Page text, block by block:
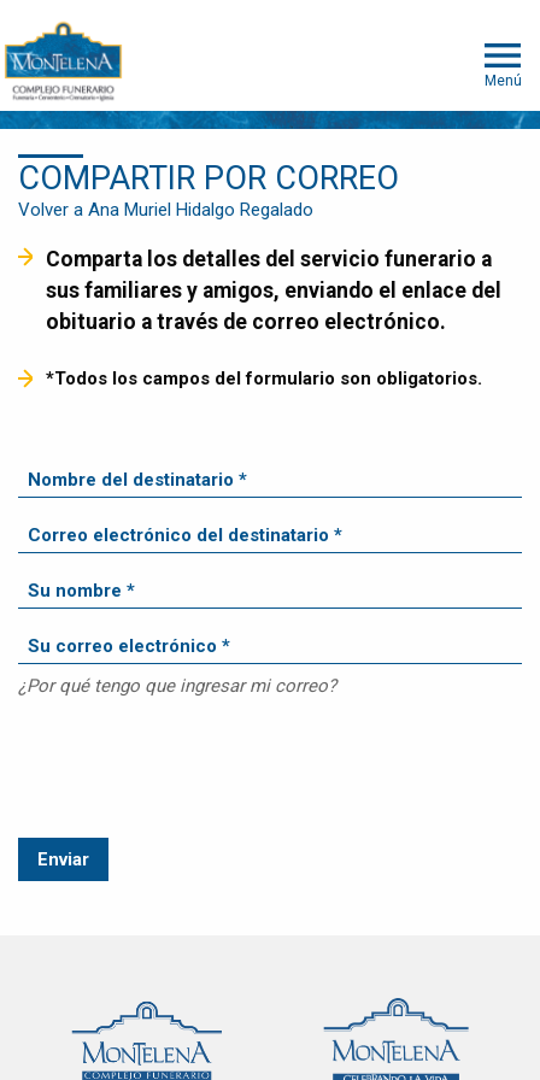
Menú
COMPARTIR POR CORREO
Volver a Ana Muriel Hidalgo Regalado
Comparta los detalles del servicio funerario a
sus familiares y amigos, enviando el enlace del
obituario a través de correo electrónico.
*Todos los campos del formulario son obligatorios.
¿Por qué tengo que ingresar mi correo?